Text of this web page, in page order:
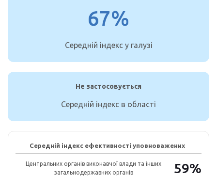
67%
Середній індекс у галузі
Не застосовується
Середній індекс в області
Середній індекс ефективності уповноважених
59%
Центральних органів виконавчої влади та інших
загальнодержавних органів